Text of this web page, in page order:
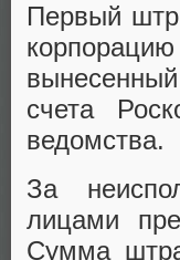
Первый
счета
ведомства.
За
лицами
Сумма